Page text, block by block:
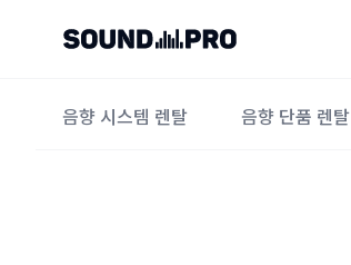
음향 시스템 렌탈 음향 단품 렌탈